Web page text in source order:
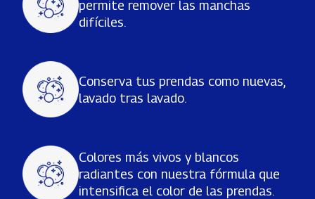
permite remover las manchas
difíciles.
Conserva tus prendas como nuevas,
lavado tras lavado.
Colores más vivos y blancos
radiantes con nuestra fórmula que
intensifica el color de las prendas.